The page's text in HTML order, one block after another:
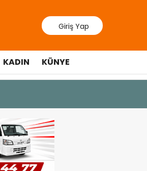
Giriş Yap
KADIN KÜNYE